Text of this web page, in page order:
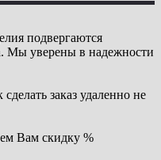
подвергаются
Мы уверены в надежности
заказ удаленно не
Вам скидку %